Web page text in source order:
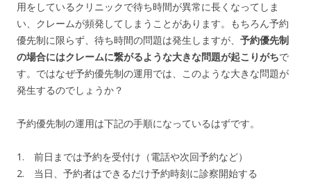
用をしているクリニックで待ち時間が異常に長くなってしま
い、クレームが頻発してしまうことがあります。もちろん予約
優先制に限らず、待ち時間の問題は発生しますが、 予約優先制
の場合にはクレームに繋がるような大きな問題が起こりがちで
す。ではなぜ予約優先制の運用では、このような大きな問題が
発生するのでしょうか？
予約優先制の運用は下記の手順になっているはずです。
1. 前日までは予約を受付け（電話や次回予約など）
2. 当日、予約者はできるだけ予約時刻に診察開始する